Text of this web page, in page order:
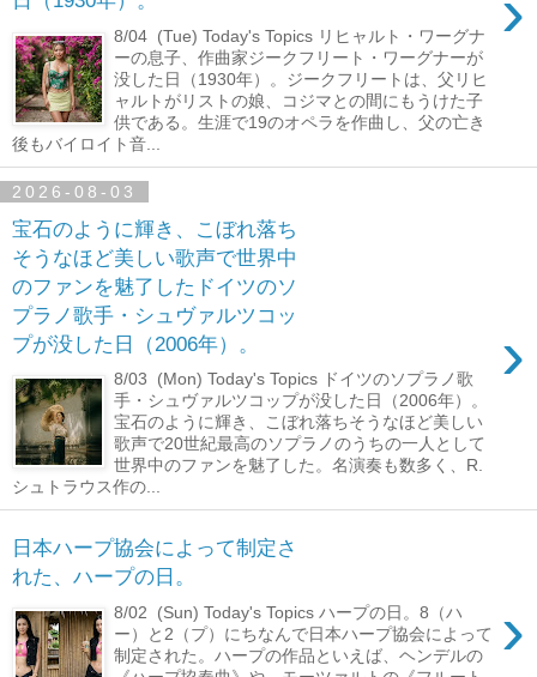
8/04 (Tue) Today's Topics リヒャルト・ワーグナ
ーの息子、作曲家ジークフリート・ワーグナーが
没した日（1930年）。ジークフリートは、父リヒ
ャルトがリストの娘、コジマとの間にもうけた子
供である。生涯で19のオペラを作曲し、父の亡き
後もバイロイト音...
2026-08-03
宝石のように輝き、こぼれ落ち
そうなほど美しい歌声で世界中
のファンを魅了したドイツのソ
プラノ歌手・シュヴァルツコッ
プが没した日（2006年）。
›
8/03 (Mon) Today's Topics ドイツのソプラノ歌
手・シュヴァルツコップが没した日（2006年）。
宝石のように輝き、こぼれ落ちそうなほど美しい
歌声で20世紀最高のソプラノのうちの一人として
世界中のファンを魅了した。名演奏も数多く、R.
シュトラウス作の...
日本ハープ協会によって制定さ
れた、ハープの日。
›
8/02 (Sun) Today's Topics ハープの日。8（ハ
ー）と2（プ）にちなんで日本ハープ協会によって
制定された。ハープの作品といえば、ヘンデルの